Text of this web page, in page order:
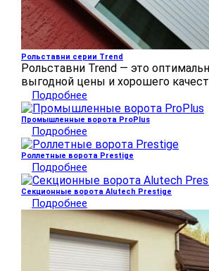
Рольставни серии Trend
Рольставни Trend — это
выгодной цены и хорошего
Подробнее
Промышленные ворота ProPlus
Подробнее
Роллетные ворота Prestige
Подробнее
Секционные ворота Alutech Prestige
Подробнее